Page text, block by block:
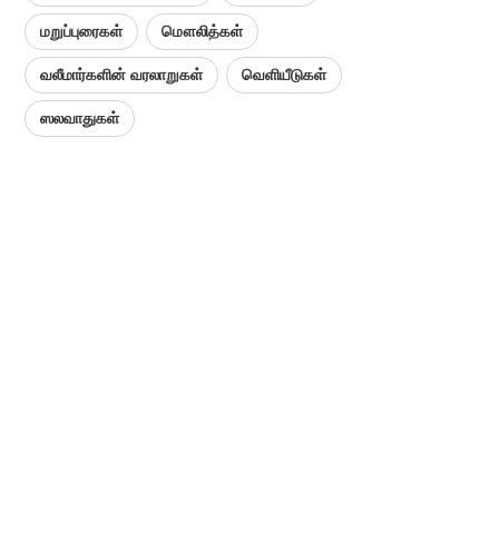
மறுப்புரைகள் மௌலித்கள்
வலீமார்களின் வரலாறுகள் வெளியீடுகள்
ஸலவாதுகள்